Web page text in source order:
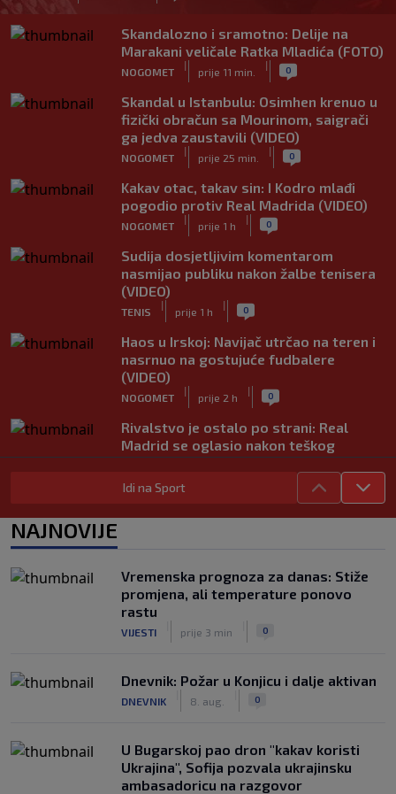
Skandalozno i sramotno: Delije na
Marakani veličale Ratka Mladića (FOTO)
NOGOMET
|
prije 11 min.
| 0
Skandal u Istanbulu: Osimhen krenuo u
fizički obračun sa Mourinom, saigrači
ga jedva zaustavili (VIDEO)
NOGOMET
|
prije 25 min.
| 0
Kakav otac, takav sin: I Kodro mlađi
pogodio protiv Real Madrida (VIDEO)
NOGOMET
|
prije 1 h
| 0
Sudija dosjetljivim komentarom
nasmijao publiku nakon žalbe tenisera
(VIDEO)
TENIS
|
prije 1 h
| 0
Haos u Irskoj: Navijač utrčao na teren i
nasrnuo na gostujuće fudbalere
(VIDEO)
NOGOMET
|
prije 2 h
| 0
Rivalstvo je ostalo po strani: Real
Madrid se oglasio nakon teškog
gubitka Lionela Messija
NOGOMET
Infantino nekada poručivao: "Novac
FIFA-e je vaš novac", danas se suočava
s najvećom krizom
Idi na Sport
NAJNOVIJE
Vremenska prognoza za danas: Stiže
promjena, ali temperature ponovo
rastu
VIJESTI prije 3 min 0
Dnevnik: Požar u Konjicu i dalje aktivan
DNEVNIK 8. aug. 0
U Bugarskoj pao dron "kakav koristi
Ukrajina", Sofija pozvala ukrajinsku
ambasadoricu na razgovor